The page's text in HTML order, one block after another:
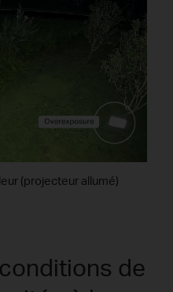
(projecteur allumé)
de